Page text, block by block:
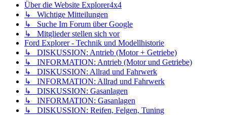
Über die Website Explorer4x4
↳ Wichtige Mitteilungen
↳ Suche Im Forum über Google
↳ Mitglieder stellen sich vor
Ford Explorer - Technik und Modellhistorie
↳ DISKUSSION: Antrieb (Motor + Getriebe)
↳ INFORMATION: Antrieb (Motor und Getriebe)
↳ DISKUSSION: Allrad und Fahrwerk
↳ INFORMATION: Allrad und Fahrwerk
↳ DISKUSSION: Gasanlagen
↳ INFORMATION: Gasanlagen
↳ DISKUSSION: Reifen, Felgen, Tuning